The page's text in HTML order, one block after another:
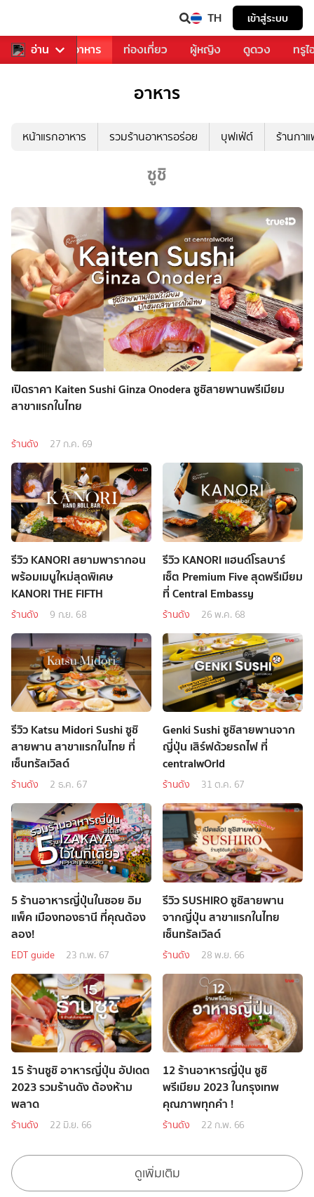
TH เข้าสู่ระบบ
อ่าน
การเพลง อาหาร ท่องเที่ยว ผู้หญิง ดูดวง ทรู
อาหาร
หน้าแรกอาหาร รวมร้านอาหารอร่อย บุฟเฟ่ต์ ร้านกา
ซูชิ
เปิดราคา Kaiten Sushi Ginza Onodera ซูชิสายพานพรีเมียม
สาขาแรกในไทย
ร้านดัง 27 ก.ค. 69
รีวิว KANORI สยามพารากอน
พร้อมเมนูใหม่สุดพิเศษ
KANORI THE FIFTH
ร้านดัง 9 ก.ย. 68
รีวิว KANORI แฮนด์โรลบาร์
เซ็ต Premium Five สุดพรีเมียม
ที่ Central Embassy
ร้านดัง 26 พ.ค. 68
รีวิว Katsu Midori Sushi ซูชิ
สายพาน สาขาแรกในไทย ที่
เซ็นทรัลเวิลด์
ร้านดัง 2 ธ.ค. 67
Genki Sushi ซูชิสายพานจาก
ญี่ปุ่น เสิร์ฟด้วยรถไฟ ที่
centralwOrld
ร้านดัง 31 ต.ค. 67
5 ร้านอาหารญี่ปุ่นในซอย อิม
แพ็ค เมืองทองธานี ที่คุณต้อง
ลอง!
EDT guide 23 ก.พ. 67
รีวิว SUSHIRO ซูชิสายพาน
จากญี่ปุ่น สาขาแรกในไทย
เซ็นทรัลเวิลด์
ร้านดัง 28 พ.ย. 66
15 ร้านซูชิ อาหารญี่ปุ่น อัปเดต
2023 รวมร้านดัง ต้องห้าม
พลาด
ร้านดัง 22 มิ.ย. 66
12 ร้านอาหารญี่ปุ่น ซูชิ
พรีเมียม 2023 ในกรุงเทพ
คุณภาพทุกคำ !
ร้านดัง 22 ก.พ. 66
ดูเพิ่มเติม